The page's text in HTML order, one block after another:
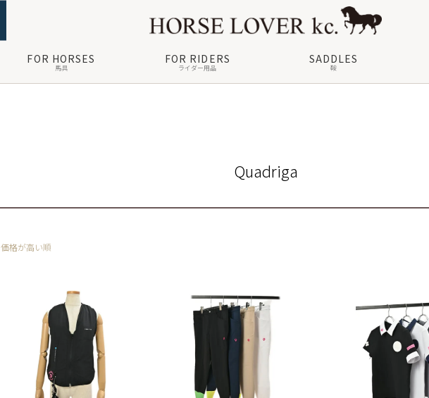
FOR HORSES
馬具
FOR RIDERS
ライダー用品
SADDLES
鞍
Quadriga
価格が高い順